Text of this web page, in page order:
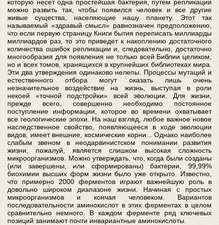
которую несет одна простейшая бактерия, путем репликации
можно развить так, чтобы появился человек и все другие
живые существа, населяющие нашу планету. Этот так
называемый «здравый смысл» равнозначен предположению,
что если первую страницу Книги бытия переписать миллиарды
миллиардов раз, то это приведет к накоплению достаточного
количества ошибок репликации и, следовательно, достаточно
многообразия для появления не только всей Библии целиком,
но и всех томов, хранящихся в крупнейших библиотеках мира.
Эти два утверждения одинаково нелепы. Процессы мутаций и
естественного отбора могут оказать лишь очень
незначительное воздействие на жизнь, выступая в роли
некоей «точной подстройки» всей эволюции. Для жизни,
прежде всего, совершенно необходимо постоянное
поступление информации, которое во времени охватывает
все геологические эпохи. На наш взгляд, любое важное новое
наследственное свойство, появляющееся в ходе эволюции
видов, имеет внешние, космические корни... Однако наиболее
слабым звеном в неодарвинистском понимании развития
жизни, пожалуй, является слишком высокая сложность
микроорганизмов. Можно утверждать, что, когда были созданы
(или завершены, или сформированы) бактерии, 99,99%
биохимии высших форм жизни было уже открыто. Известно,
что примерно 2000 ферментов играют важнейшую роль в
довольно широком диапазоне жизни. Начиная с простых
микроорганизмов и кончая человеком. Вариантов
последовательности аминокислот в этих ферментах в целом
сравнительно немного. В каждом ферменте ряд ключевых
позиций занимают почти инвариантные аминокислоты.